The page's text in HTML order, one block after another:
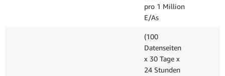
pro 1 Million
E/As
(100
Datenseiten
x 30 Tage x
24 Stunden